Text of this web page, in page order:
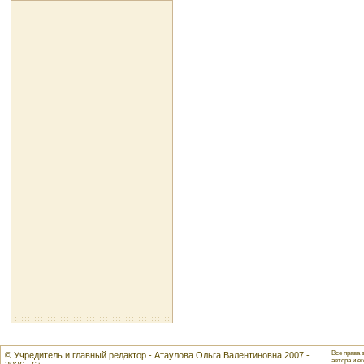
© Учредитель и главный редактор - Атаулова Ольга Валентиновна 2007 -
Все права
автора и